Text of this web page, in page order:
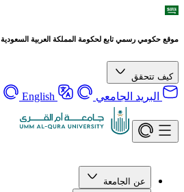
موقع حكومي رسمي تابع لحكومة المملكة العربية السعودية
كيف تتحقق
البريد الجامعي English
عن الجامعة